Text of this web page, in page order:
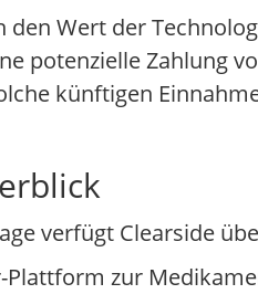
den Wert der
potenzielle Zahlung
künftigen
verfügt Clearside
Plattform zur